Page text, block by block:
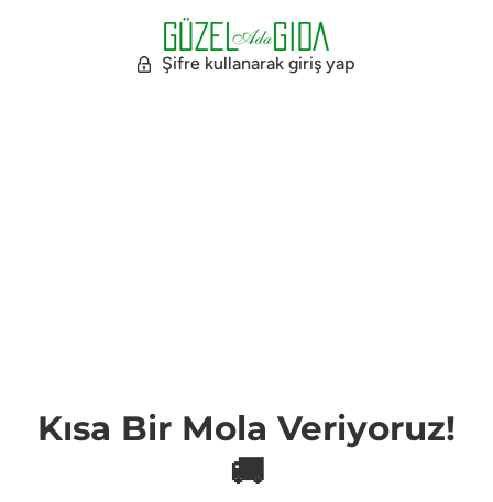
Şifre kullanarak giriş yap
Kısa Bir Mola Veriyoruz!
🚚